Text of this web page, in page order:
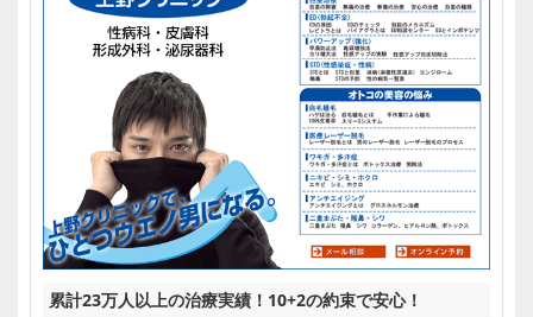
累計23万人以上の治療実績！10+2の約束で安心！